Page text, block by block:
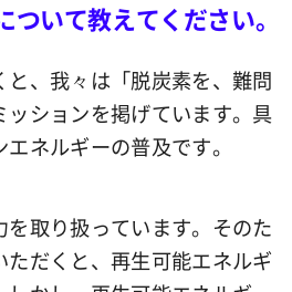
ついて教えてください。
と、我々は「脱炭素を、難問
ッションを掲げています。具
ネルギーの普及です。
を取り扱っています。そのた
ただくと、再生可能エネルギ